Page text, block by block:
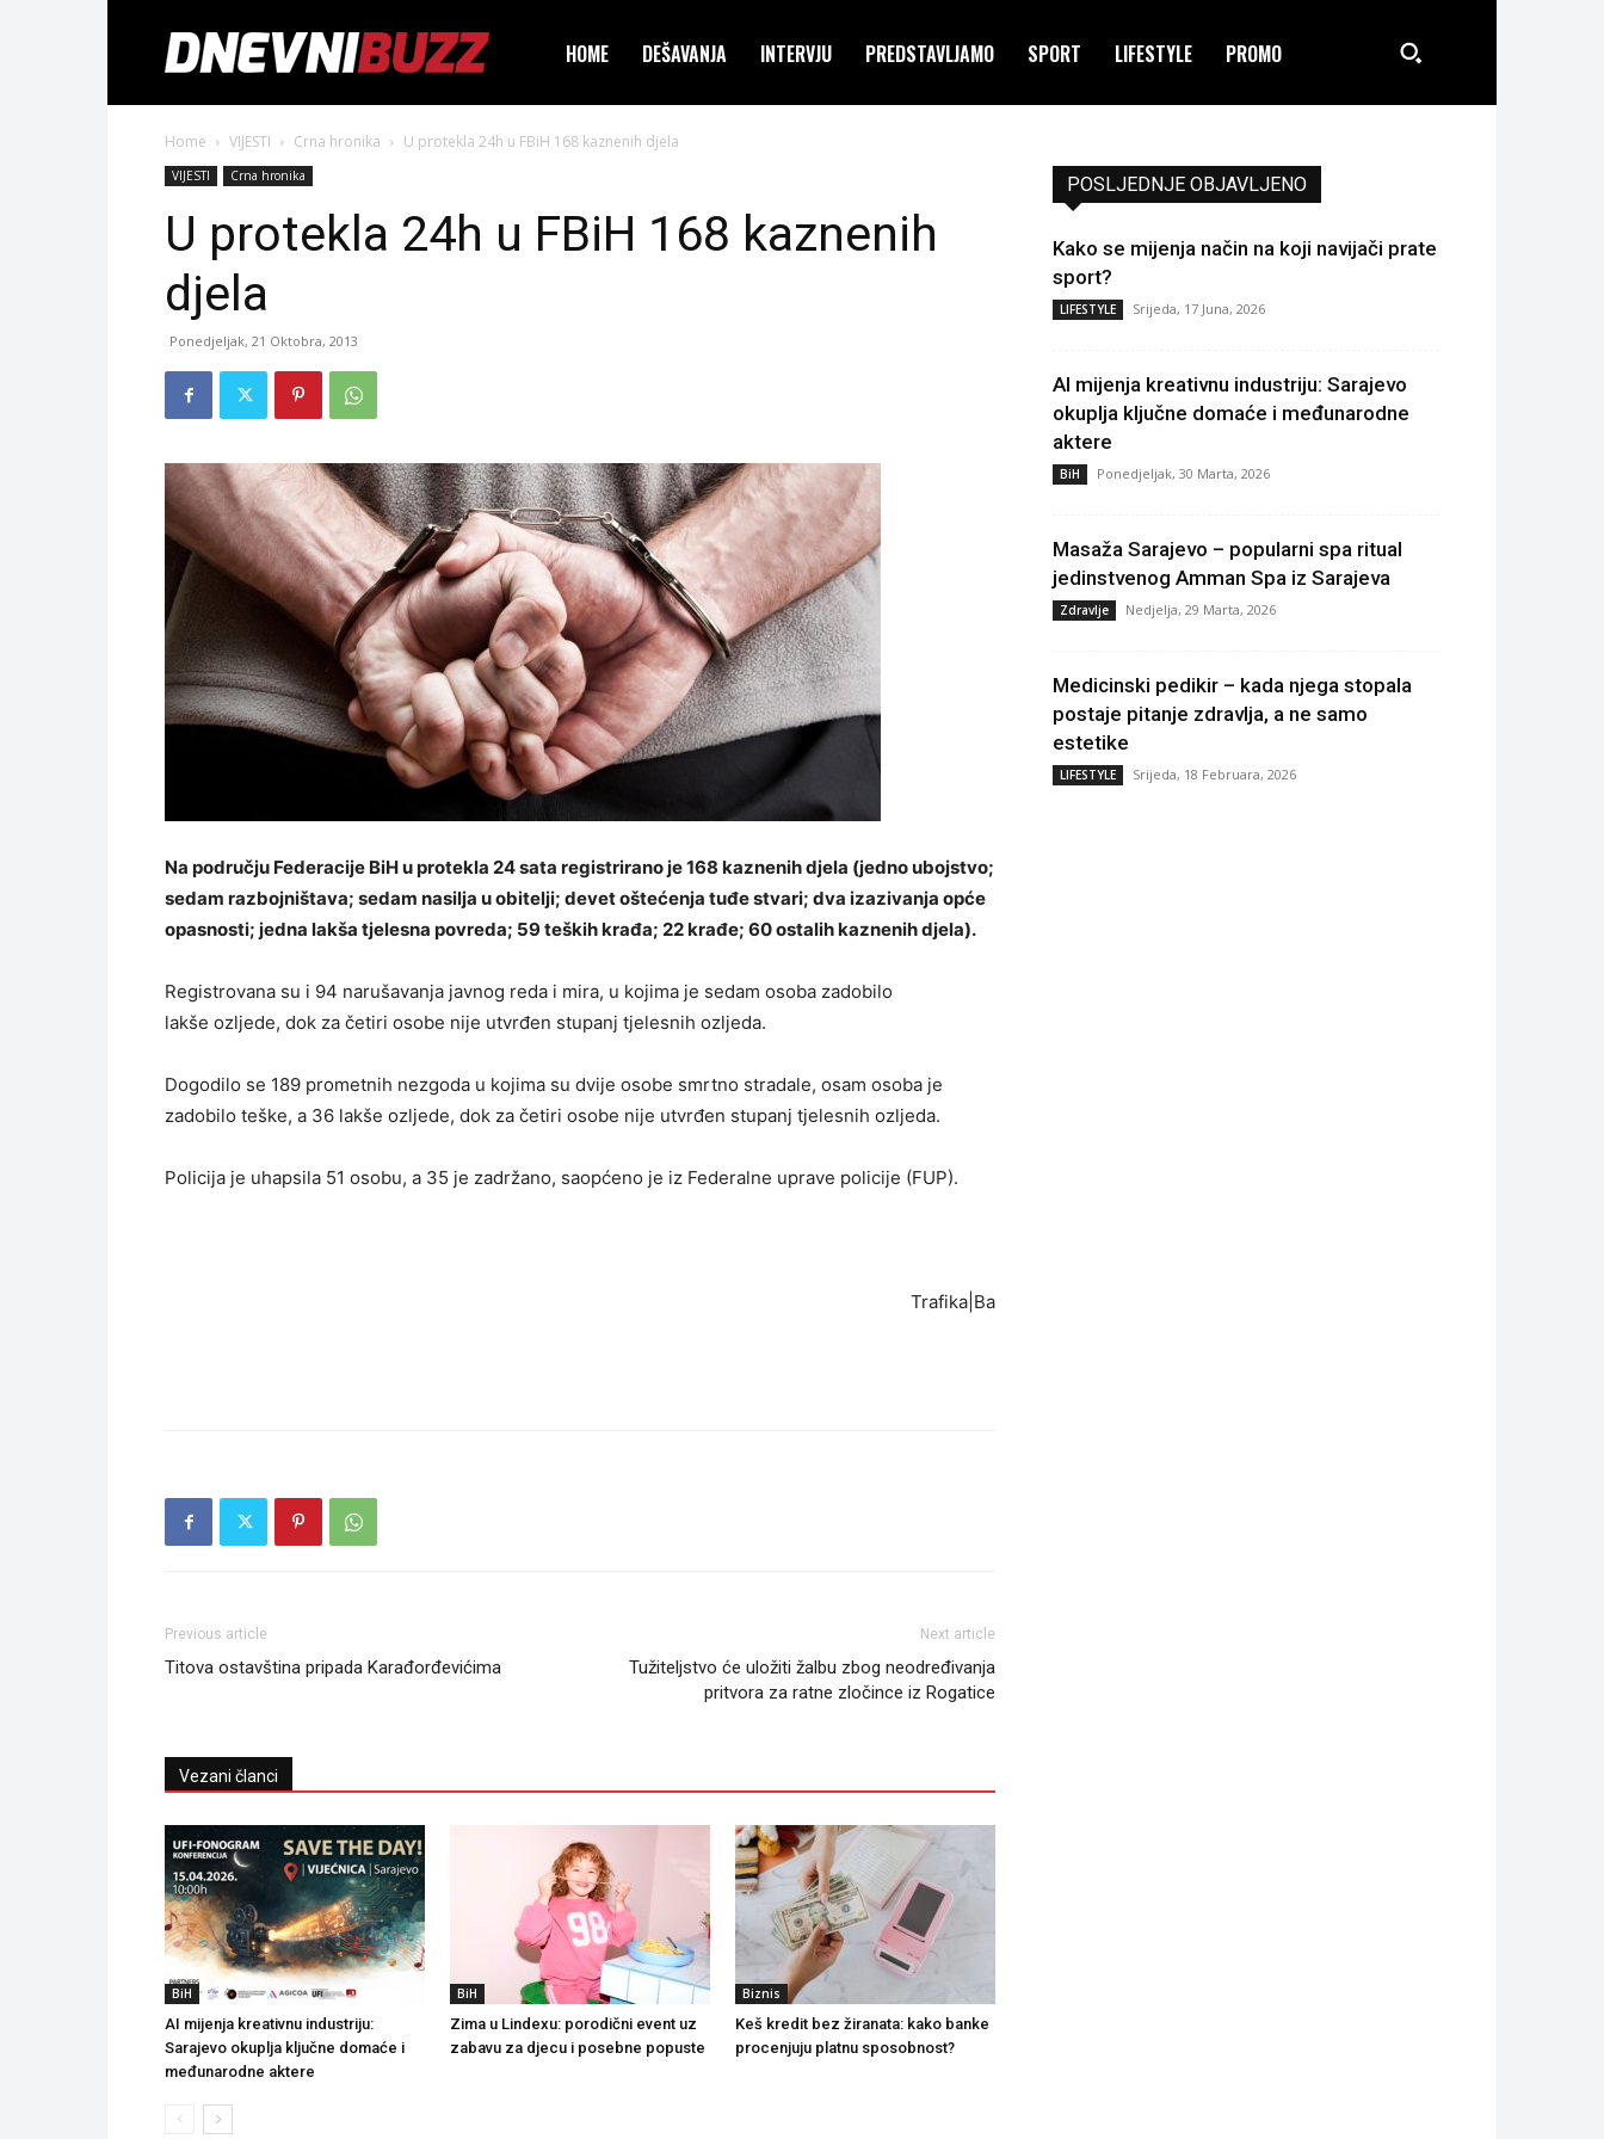
HOME DEŠAVANJA INTERVJU PREDSTAVLJAMO SPORT LIFESTYLE PROMO
Home VIJESTI Crna hronika U protekla 24h u FBiH 168 kaznenih djela
VIJESTI Crna hronika
U protekla 24h u FBiH 168 kaznenih
djela
Ponedjeljak, 21 Oktobra, 2013
Na području Federacije BiH u protekla 24 sata registrirano je 168 kaznenih djela (jedno ubojstvo;
sedam razbojništava; sedam nasilja u obitelji; devet oštećenja tuđe stvari; dva izazivanja opće
opasnosti; jedna lakša tjelesna povreda; 59 teških krađa; 22 krađe; 60 ostalih kaznenih djela).
Registrovana su i 94 narušavanja javnog reda i mira, u kojima je sedam osoba zadobilo
lakše ozljede, dok za četiri osobe nije utvrđen stupanj tjelesnih ozljeda.
Dogodilo se 189 prometnih nezgoda u kojima su dvije osobe smrtno stradale, osam osoba je
zadobilo teške, a 36 lakše ozljede, dok za četiri osobe nije utvrđen stupanj tjelesnih ozljeda.
Policija je uhapsila 51 osobu, a 35 je zadržano, saopćeno je iz Federalne uprave policije (FUP).
Trafika|Ba
Previous article
Titova ostavština pripada Karađorđevićima
Next article
Tužiteljstvo će uložiti žalbu zbog neodređivanja
pritvora za ratne zločince iz Rogatice
Vezani članci
BiH
AI mijenja kreativnu industriju:
Sarajevo okuplja ključne domaće i
međunarodne aktere
BiH
Zima u Lindexu: porodični event uz
zabavu za djecu i posebne popuste
Biznis
Keš kredit bez žiranata: kako banke
procenjuju platnu sposobnost?
POSLJEDNJE OBJAVLJENO
Kako se mijenja način na koji navijači prate
sport?
LIFESTYLE Srijeda, 17 Juna, 2026
AI mijenja kreativnu industriju: Sarajevo
okuplja ključne domaće i međunarodne
aktere
BiH Ponedjeljak, 30 Marta, 2026
Masaža Sarajevo – popularni spa ritual
jedinstvenog Amman Spa iz Sarajeva
Zdravlje Nedjelja, 29 Marta, 2026
Medicinski pedikir – kada njega stopala
postaje pitanje zdravlja, a ne samo
estetike
LIFESTYLE Srijeda, 18 Februara, 2026